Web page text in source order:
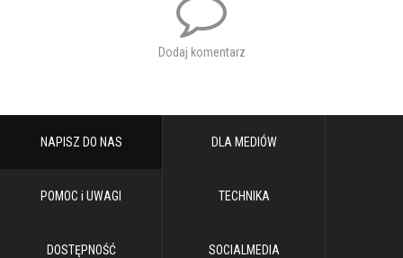
Dodaj komentarz
NAPISZ DO NAS DLA MEDIÓW
POMOC i UWAGI TECHNIKA
DOSTĘPNOŚĆ SOCIALMEDIA